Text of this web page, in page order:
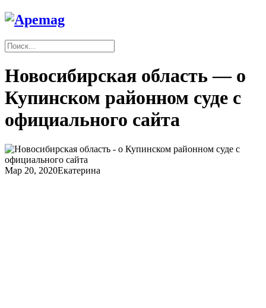
Новосибирская область — о
Купинском районном суде с
официального сайта
Мар 20, 2020Екатерина